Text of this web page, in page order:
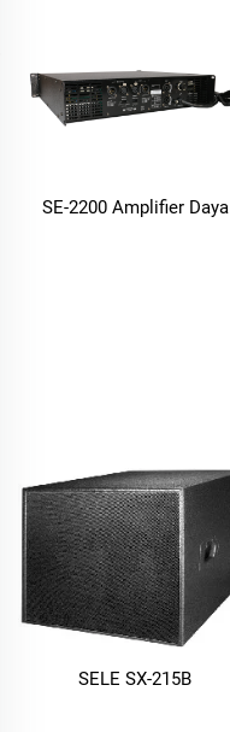
SE-2200 Amplifier Daya
SELE SX-215B